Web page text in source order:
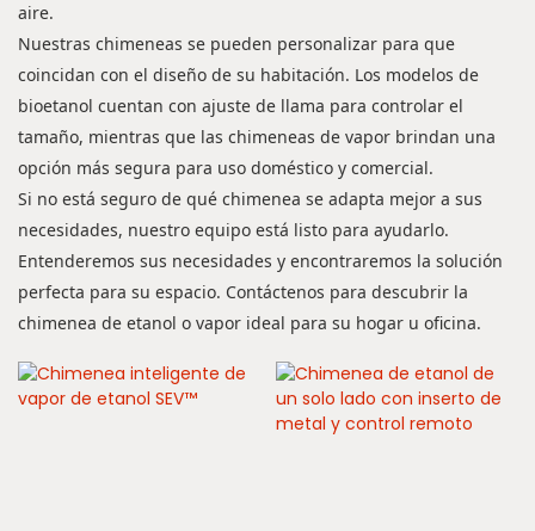
aire.
Nuestras chimeneas se pueden personalizar para que
coincidan con el diseño de su habitación. Los modelos de
bioetanol cuentan con ajuste de llama para controlar el
tamaño, mientras que las chimeneas de vapor brindan una
opción más segura para uso doméstico y comercial.
Si no está seguro de qué chimenea se adapta mejor a sus
necesidades, nuestro equipo está listo para ayudarlo.
Entenderemos sus necesidades y encontraremos la solución
perfecta para su espacio. Contáctenos para descubrir la
chimenea de etanol o vapor ideal para su hogar u oficina.